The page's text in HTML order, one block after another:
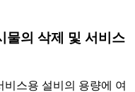
물의 삭제 및 서비스
스용 설비의 용량에 여